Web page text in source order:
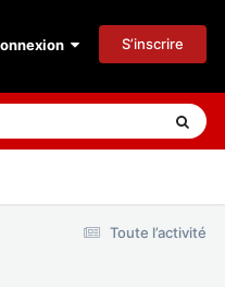
S’inscrire
Toute l’activité